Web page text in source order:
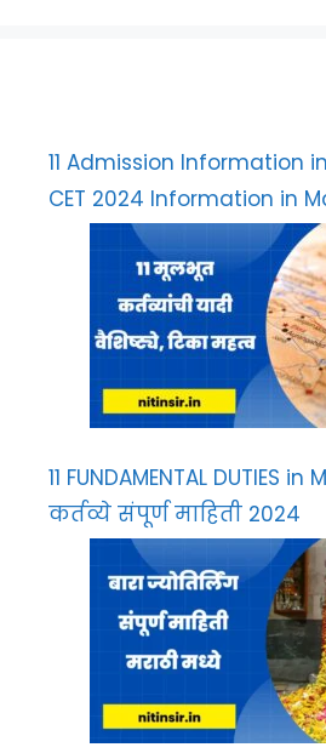
11 Admission Information
CET 2024 Information in
11 FUNDAMENTAL DUTIES
कर्तव्ये संपूर्ण माहिती 2024